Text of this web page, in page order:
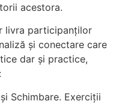
acestora.
livra participanților
și conectare care
dar și practice,
Schimbare. Exerciții